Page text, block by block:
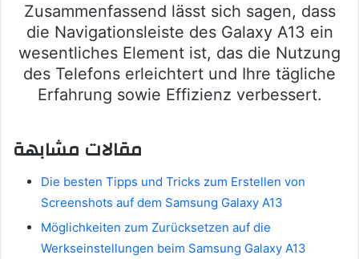
Zusammenfassend lässt sich sagen, dass
die Navigationsleiste des Galaxy A13 ein
wesentliches Element ist, das die Nutzung
des Telefons erleichtert und Ihre tägliche
Erfahrung sowie Effizienz verbessert.
مقالات مشابهة
Die besten Tipps und Tricks zum Erstellen von
Screenshots auf dem Samsung Galaxy A13
Möglichkeiten zum Zurücksetzen auf die
Werkseinstellungen beim Samsung Galaxy A13